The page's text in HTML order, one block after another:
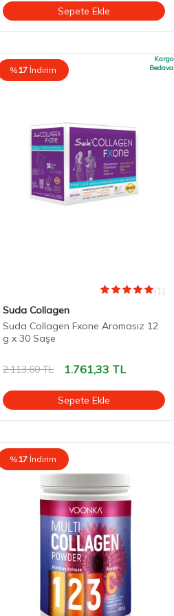
Sepete Ekle
% 17 İndirim
Kargo
Bedava
(1)
Suda Collagen
Suda Collagen Fxone Aromasız 12
g x 30 Saşe
2.113,60TL 1.761,33 TL
Sepete Ekle
% 17 İndirim